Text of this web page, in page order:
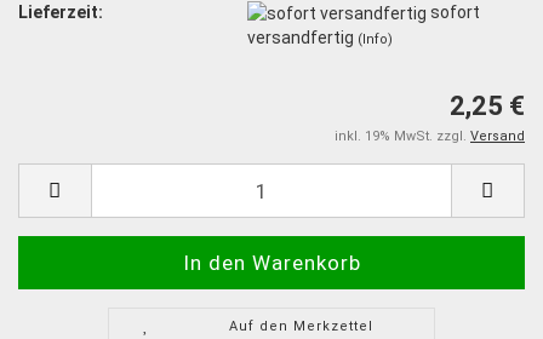
Lieferzeit:
sofort
versandfertig (Info)
2,25 €
inkl. 19% MwSt. zzgl. Versand
Auf den Merkzettel